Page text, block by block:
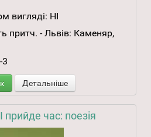
вигляді: НІ
притч. - Львів: Каменяр,
3
Детальніше
прийде час: поезія